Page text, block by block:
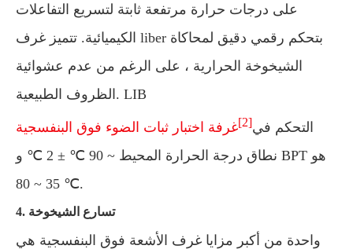
على درجات حرارة مرتفعة ثابتة لتسريع التفاعلات
الكيميائية. تتميز غرف liber بتحكم رقمي دقيق لمحاكاة
الشيخوخة الحرارية ، على الرغم من عدم عشوائية
الظروف الطبيعية. LIB
غرفة اختبار ثبات الضوء فوق البنفسجية[2]التحكم في
نطاق درجة الحرارة المحيط ~ 90 ℃ ± 2 ℃ و BPT هو
35 ~ 80 ℃.
4. تسارع الشيخوخة
واحدة من أكبر مزايا غرف الأشعة فوق البنفسجية هي